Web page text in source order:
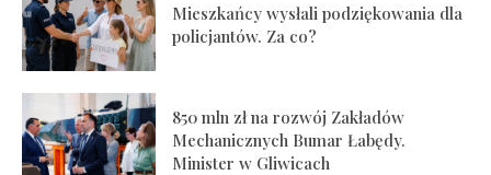
Mieszkańcy wysłali podziękowania dla
policjantów. Za co?
850 mln zł na rozwój Zakładów
Mechanicznych Bumar Łabędy.
Minister w Gliwicach